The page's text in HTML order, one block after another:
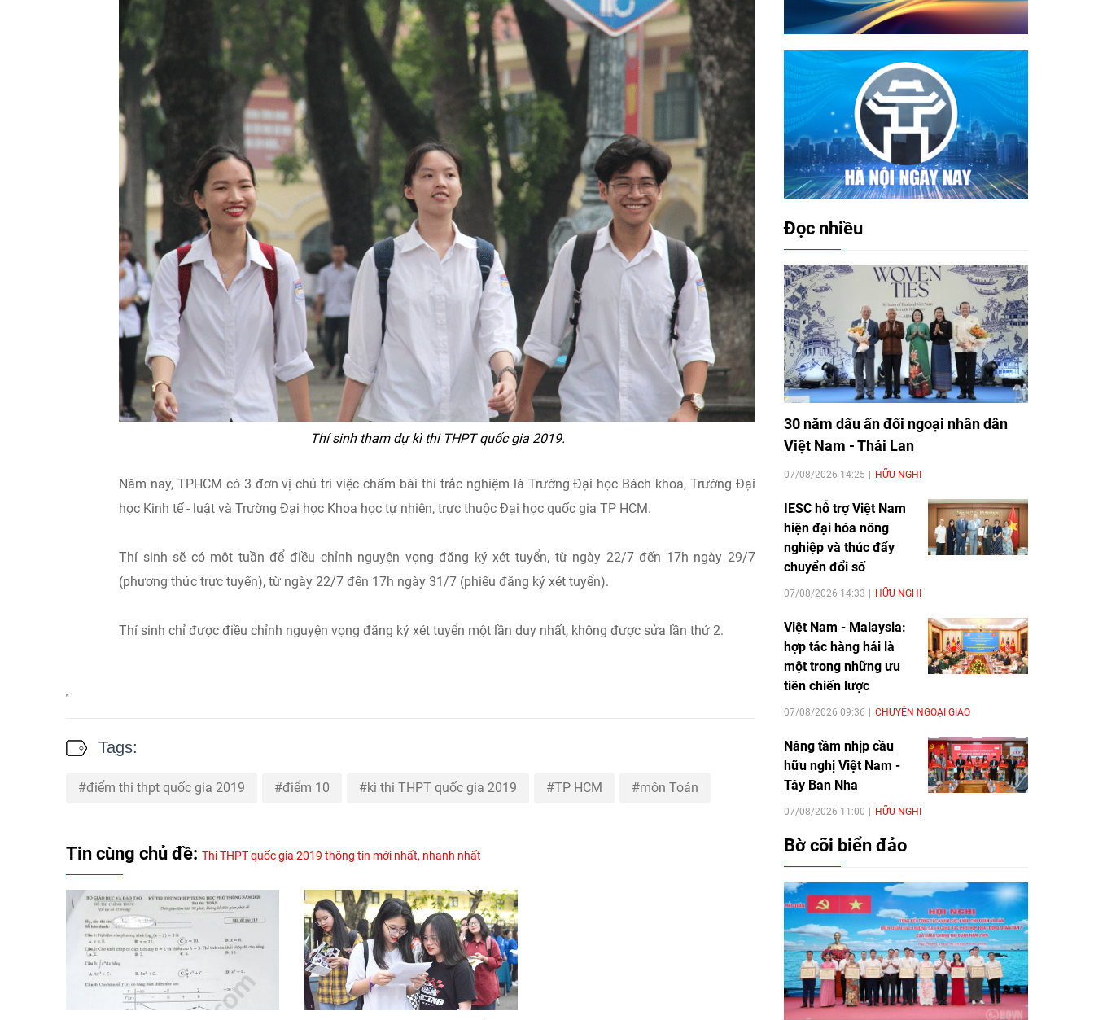
Thí sinh tham dự kì thi THPT quốc gia 2019.
Năm nay, TPHCM có 3 đơn vị chủ trì việc chấm bài thi trắc nghiệm là Trường Đại học Bách khoa, Trường Đại
học Kinh tế - luật và Trường Đại học Khoa học tự nhiên, trực thuộc Đại học quốc gia TP HCM.
Thí sinh sẽ có một tuần để điều chỉnh nguyện vọng đăng ký xét tuyển, từ ngày 22/7 đến 17h ngày 29/7
(phương thức trực tuyến), từ ngày 22/7 đến 17h ngày 31/7 (phiếu đăng ký xét tuyển).
Thí sinh chỉ được điều chỉnh nguyện vọng đăng ký xét tuyển một lần duy nhất, không được sửa lần thứ 2.
Tags:
điểm thi thpt quốc gia 2019 điểm 10 kì thi THPT quốc gia 2019 TP HCM môn Toán
Tin cùng chủ đề: Thi THPT quốc gia 2019 thông tin mới nhất, nhanh nhất
Đọc nhiều
30 năm dấu ấn đối ngoại nhân dân
Việt Nam - Thái Lan
07/08/2026 14:25 HỮU NGHỊ
IESC hỗ trợ Việt Nam
hiện đại hóa nông
nghiệp và thúc đẩy
chuyển đổi số
07/08/2026 14:33 HỮU NGHỊ
Việt Nam - Malaysia:
hợp tác hàng hải là
một trong những ưu
tiên chiến lược
07/08/2026 09:36 CHUYỆN NGOẠI GIAO
Nâng tầm nhịp cầu
hữu nghị Việt Nam -
Tây Ban Nha
07/08/2026 11:00 HỮU NGHỊ
Bờ cõi biển đảo